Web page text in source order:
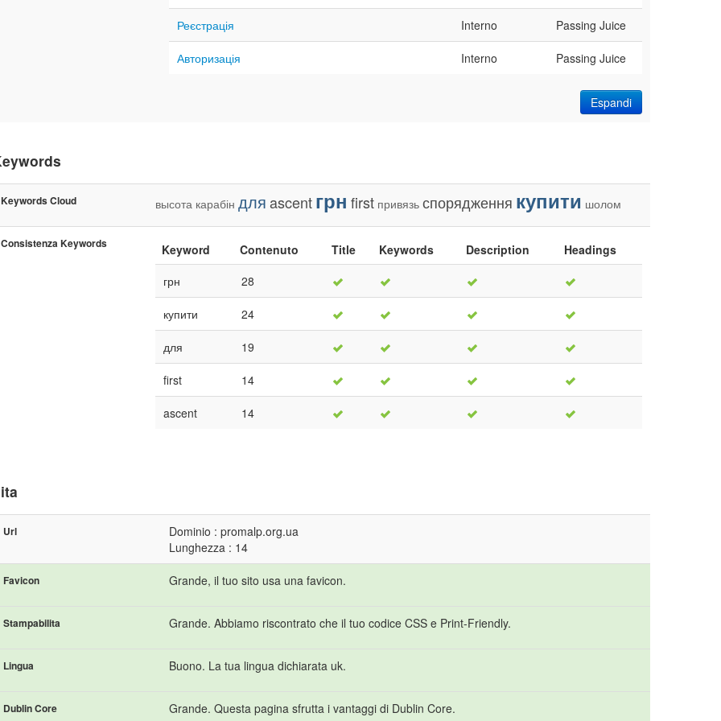
Реєстрація Interno Passing Juice
Авторизація Interno Passing Juice
Espandi
Keywords Cloud высота карабін дляascentгрн first привязь спорядження купити шолом
Consistenza Keywords Keyword Contenuto Title Keywords Description
Headings
грн
28
купити 24
для 19
first 14
ascent 14
Url
Dominio : promalp.org.ua
Lunghezza : 14
Favicon Grande, il tuo sito usa una favicon.
Stampabilita Grande. Abbiamo riscontrato che il tuo codice CSS e Print-Friendly.
Lingua Buono. La tua lingua dichiarata uk.
Dublin Core Grande. Questa pagina sfrutta i vantaggi di Dublin Core.